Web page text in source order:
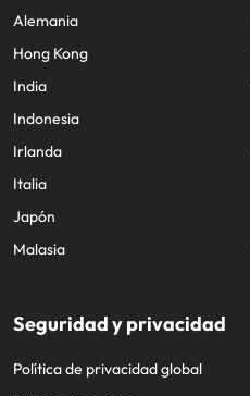
Alemania
Hong Kong
India
Indonesia
Irlanda
Italia
Japón
Malasia
Seguridad y privacidad
Política de privacidad global